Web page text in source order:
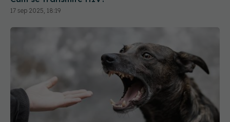
EXCLUSIV De ce rabia sperie mai mult decât
gripa. Dr. Adrian Marinescu, dezvăluiri